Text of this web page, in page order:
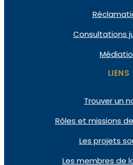
Consultations
LIENS
Trouver un
Rôles et missions
Les projets
Les membres de